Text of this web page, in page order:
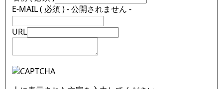
E-MAIL ( 必須 ) - 公開されません -
URL